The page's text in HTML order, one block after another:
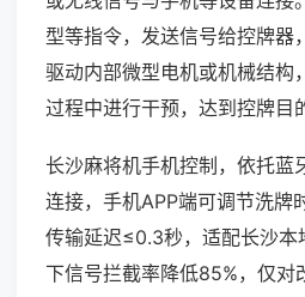
型等指令，发送信号给控牌器
驱动内部微型电机或机械结构
过程中进行干预，达到控牌目
长沙麻将机手机控制，依托蓝
连接，手机APP端可调节洗牌
传输延迟≤0.3秒，适配长沙本
下信号拦截率降低85%，仅对